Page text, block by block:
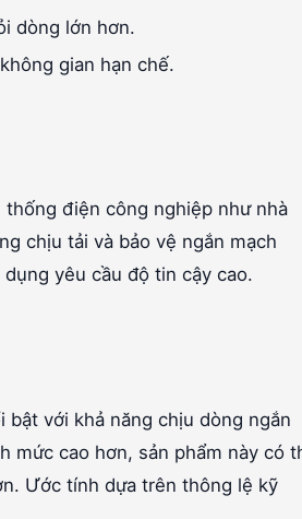
dòng lớn hơn.
gian hạn chế.
thống điện công nghiệp như nhà
chịu tải và bảo vệ ngắn mạch
yêu cầu độ tin cậy cao.
bật với khả năng chịu dòng ngắn
mức cao hơn, sản phẩm này có
Ước tính dựa trên thông lệ kỹ